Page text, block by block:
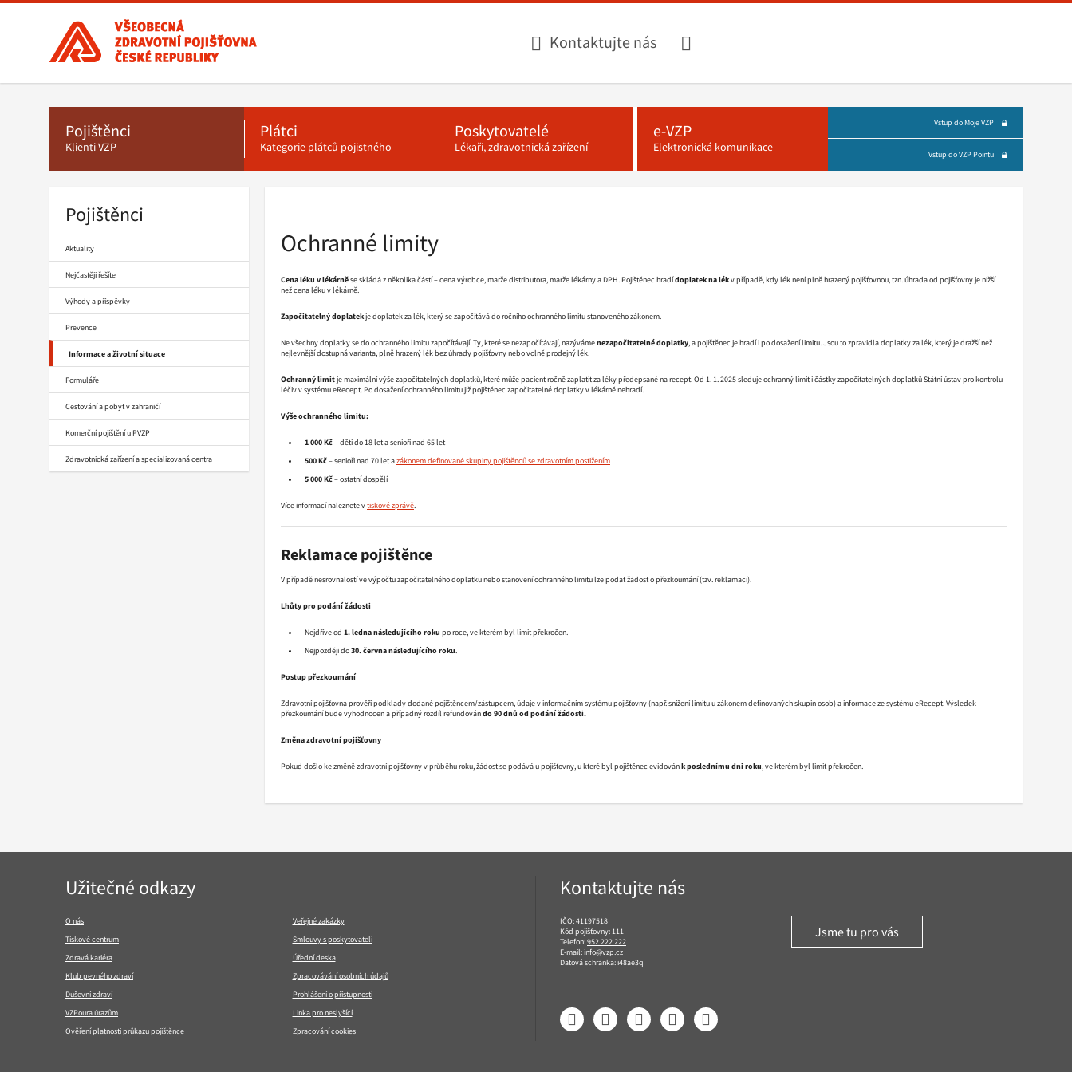
Všeobecná
zdravotní
pojišťovna
ČR,
hlavní
stránka
Kontaktujte nás
Pojištěnci
Klienti VZP
Plátci
Kategorie plátců pojistného
Poskytovatelé
Lékaři, zdravotnická zařízení
e-VZP
Elektronická komunikace
Vstup do Moje VZP
Vstup do VZP Pointu
Pojištěnci
Aktuality
Nejčastěji řešíte
Výhody a příspěvky
Prevence
Informace a životní situace
Formuláře
Cestování a pobyt v zahraničí
Komerční pojištění u PVZP
Zdravotnická zařízení a specializovaná centra
Ochranné limity
Cena léku v lékárněse skládá z několika částí – cena výrobce, marže distributora, marže lékárny a DPH. Pojištěnec hradídoplatek na lékv případě, kdy lék není plně hrazený pojišťovnou, tzn. úhrada od pojišťovny je nižší
než cena léku v lékárně.
Započitatelný doplatekje doplatek za lék, který se započítává do ročního ochranného limitu stanoveného zákonem.
Ne všechny doplatky se do ochranného limitu započítávají. Ty, které se nezapočítávají, nazývámenezapočitatelné doplatky, a pojištěnec je hradí i po dosažení limitu. Jsou to zpravidla doplatky za lék, který je dražší než
nejlevnější dostupná varianta, plně hrazený lék bez úhrady pojišťovny nebo volně prodejný lék.
Ochranný limitje maximální výše započitatelných doplatků, které může pacient ročně zaplatit za léky předepsané na recept. Od 1. 1. 2025 sleduje ochranný limit i částky započitatelných doplatků Státní ústav pro kontrolu
léčiv v systému eRecept. Po dosažení ochranného limitu již pojištěnec započitatelné doplatky v lékárně nehradí.
Výše ochranného limitu:
1 000 Kč– děti do 18 let a senioři nad 65 let
500 Kč– senioři nad 70 let azákonem definované skupiny pojištěnců se zdravotním postižením
5 000 Kč– ostatní dospělí
Více informací naleznete vtiskové zprávě.
Reklamace pojištěnce
V případě nesrovnalostí ve výpočtu započitatelného doplatku nebo stanovení ochranného limitu lze podat žádost o přezkoumání (tzv. reklamaci).
Lhůty pro podání žádosti
Nejdříve od 1. ledna následujícího roku po roce, ve kterém byl limit překročen.
Nejpozději do30. června následujícího roku.
Postup přezkoumání
Zdravotní pojišťovna prověří podklady dodané pojištěncem/zástupcem, údaje v informačním systému pojišťovny (např. snížení limitu u zákonem definovaných skupin osob) a informace ze systému eRecept. Výsledek
přezkoumání bude vyhodnocen a případný rozdíl refundovándo 90 dnů od podání žádosti.
Změna zdravotní pojišťovny
Pokud došlo ke změně zdravotní pojišťovny v průběhu roku, žádost se podává u pojišťovny, u které byl pojištěnec evidovánk poslednímu dni roku, ve kterém byl limit překročen.
Navigace
Užitečné odkazy
O nás
Tiskové centrum
Zdravá kariéra
Klub pevného zdraví
Duševní zdraví
VZPoura úrazům
Ověření platnosti průkazu pojištěnce
Veřejné zakázky
Smlouvy s poskytovateli
Úřední deska
Zpracovávání osobních údajů
Prohlášení o přístupnosti
Linka pro neslyšící
Zpracování cookies
Kontaktujte nás
IČO: 41197518
Kód pojišťovny: 111
Telefon:952 222 222
E-mail:info@vzp.cz
Datová schránka: i48ae3q
Jsme tu pro vás
FacebookLinkedIn YouTube InstagramTwitter